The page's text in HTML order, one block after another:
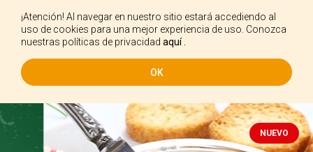
¡Atención! Al navegar en nuestro sitio estará accediendo al
uso de cookies para una mejor experiencia de uso. Conozca
nuestras políticas de privacidad aquí .
OK
ES
NUEVO